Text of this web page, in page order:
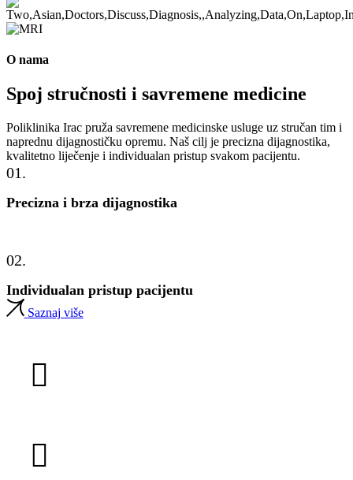
O nama
Spoj stručnosti i savremene medicine
Poliklinika Irac pruža savremene medicinske usluge uz stručan tim i
naprednu dijagnostičku opremu. Naš cilj je precizna dijagnostika,
kvalitetno liječenje i individualan pristup svakom pacijentu.
01.
Precizna i brza dijagnostika
02.
Individualan pristup pacijentu
Saznaj više